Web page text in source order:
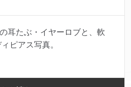
耳たぶ・イヤーロブと、軟
ピアス写真。